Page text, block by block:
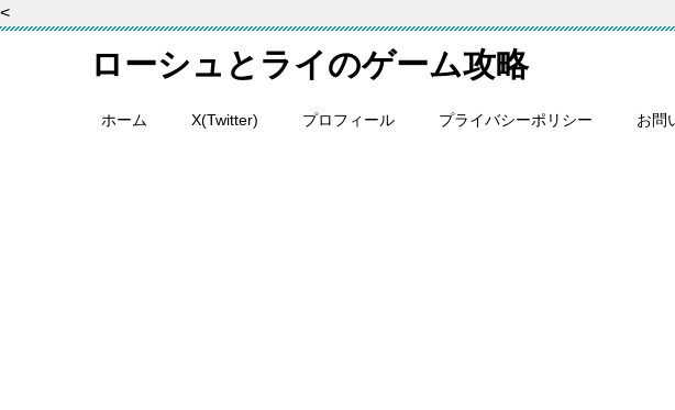
<
ローシュとライのゲーム攻略
ホーム X(Twitter) プロフィール プライバシーポリシー お問